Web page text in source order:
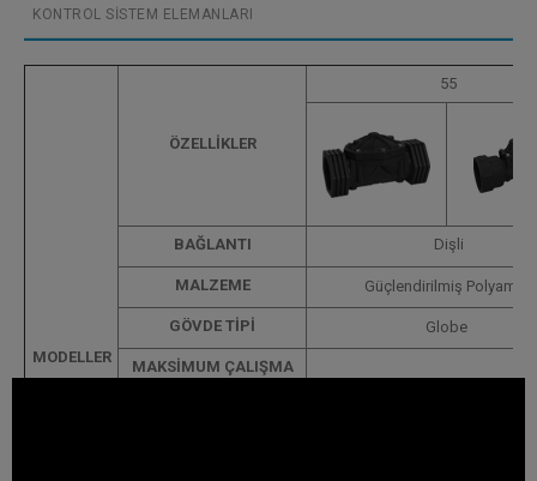
KONTROL SİSTEM ELEMANLARI
MODELLER
ÖZELLİKLER
55
BAĞLANTI Dişli
MALZEME Güçlendirilmiş Polyamid
GÖVDE TİPİ Globe
MAKSİMUM ÇALIŞMA